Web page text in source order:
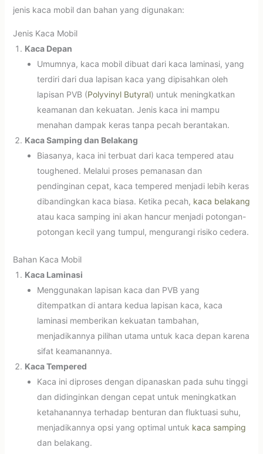
jenis kaca mobil dan bahan yang digunakan:
Jenis Kaca Mobil
Kaca Depan
Umumnya, kaca mobil dibuat dari kaca laminasi, yang
terdiri dari dua lapisan kaca yang dipisahkan oleh
lapisan PVB (Polyvinyl Butyral) untuk meningkatkan
keamanan dan kekuatan. Jenis kaca ini mampu
menahan dampak keras tanpa pecah berantakan.
Kaca Samping dan Belakang
Biasanya, kaca ini terbuat dari kaca tempered atau
toughened. Melalui proses pemanasan dan
pendinginan cepat, kaca tempered menjadi lebih keras
dibandingkan kaca biasa. Ketika pecah, kaca belakang
atau kaca samping ini akan hancur menjadi potongan-
potongan kecil yang tumpul, mengurangi risiko cedera.
Bahan Kaca Mobil
Kaca Laminasi
Menggunakan lapisan kaca dan PVB yang
ditempatkan di antara kedua lapisan kaca, kaca
laminasi memberikan kekuatan tambahan,
menjadikannya pilihan utama untuk kaca depan karena
sifat keamanannya.
Kaca Tempered
Kaca ini diproses dengan dipanaskan pada suhu tinggi
dan didinginkan dengan cepat untuk meningkatkan
ketahanannya terhadap benturan dan fluktuasi suhu,
menjadikannya opsi yang optimal untuk kaca samping
dan belakang.